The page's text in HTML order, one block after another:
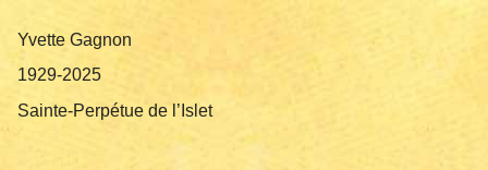
Yvette Gagnon
1929-2025
Sainte-Perpétue de l’Islet